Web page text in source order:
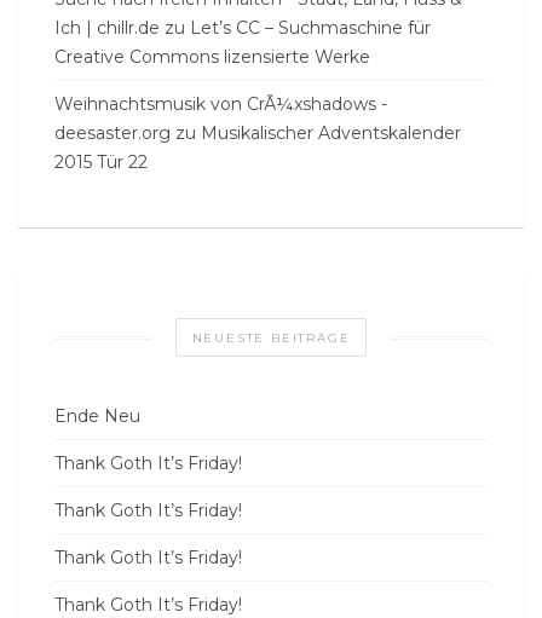
Ich | chillr.de zu Let’s CC – Suchmaschine für
Creative Commons lizensierte Werke
Weihnachtsmusik von CrÃ¼xshadows -
deesaster.org zu Musikalischer Adventskalender
2015 Tür 22
NEUESTE BEITRÄGE
Ende Neu
Thank Goth It’s Friday!
Thank Goth It’s Friday!
Thank Goth It’s Friday!
Thank Goth It’s Friday!